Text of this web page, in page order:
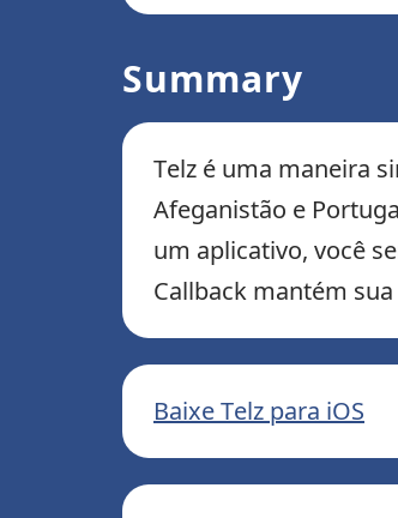
Summary
Telz é uma maneira
Afeganistão e
um aplicativo, você
Callback mantém
Baixe Telz para iOS